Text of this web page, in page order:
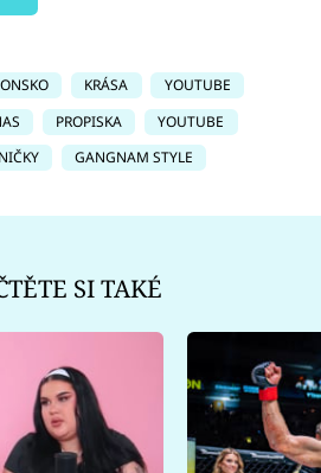
KRÁSA
YOUTUBE
PROPISKA
YOUTUBE
GANGNAM STYLE
SI TAKÉ